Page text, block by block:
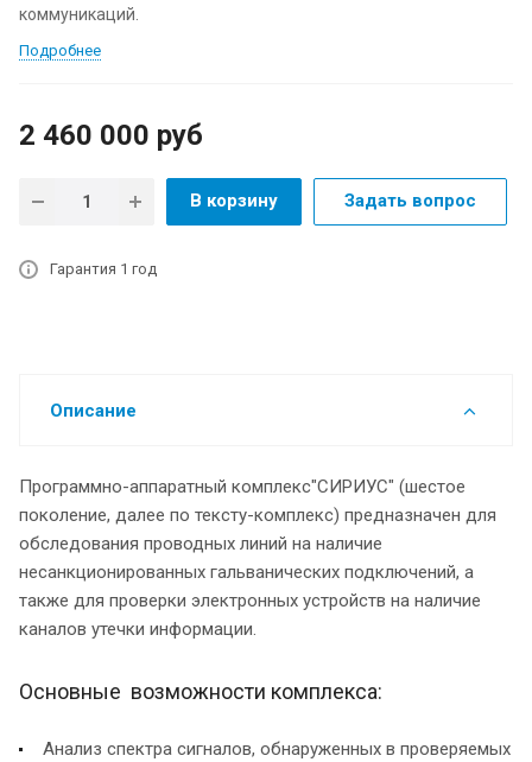
коммуникаций.
Подробнее
2 460 000 руб
В корзину Задать вопрос
Гарантия 1 год
Описание
Программно-аппаратный комплекс"СИРИУС" (шестое
поколение, далее по тексту-комплекс) предназначен для
обследования проводных линий на наличие
несанкционированных гальванических подключений, а
также для проверки электронных устройств на наличие
каналов утечки информации.
Основные возможности комплекса:
Анализ спектра сигналов, обнаруженных в проверяемых